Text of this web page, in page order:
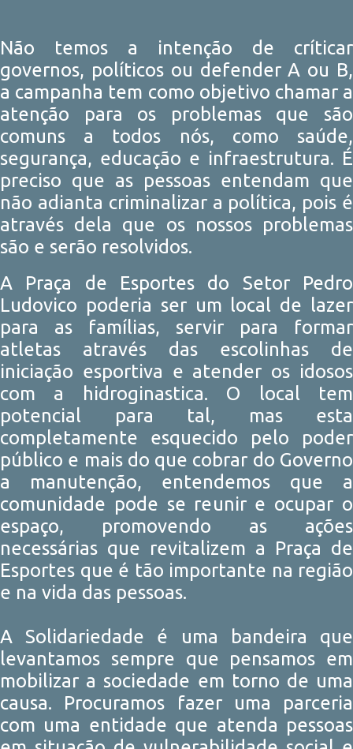
Não temos a intenção de críticar
governos, políticos ou defender A ou B,
a campanha tem como objetivo chamar a
atenção para os problemas que são
comuns a todos nós, como saúde,
segurança, educação e infraestrutura. É
preciso que as pessoas entendam que
não adianta criminalizar a política, pois é
através dela que os nossos problemas
são e serão resolvidos.
A Praça de Esportes do Setor Pedro
Ludovico poderia ser um local de lazer
para as famílias, servir para formar
atletas através das escolinhas de
iniciação esportiva e atender os idosos
com a hidroginastica. O local tem
potencial para tal, mas esta
completamente esquecido pelo poder
público e mais do que cobrar do Governo
a manutenção, entendemos que a
comunidade pode se reunir e ocupar o
espaço, promovendo as ações
necessárias que revitalizem a Praça de
Esportes que é tão importante na região
e na vida das pessoas.
A Solidariedade é uma bandeira que
levantamos sempre que pensamos em
mobilizar a sociedade em torno de uma
causa. Procuramos fazer uma parceria
com uma entidade que atenda pessoas